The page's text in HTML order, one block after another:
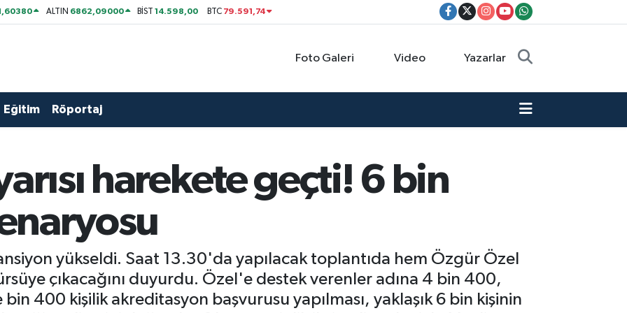
ALTIN 6862,09000 BİST14.598,00 BTC 79.591,74
Foto Galeri Video Yazarlar
Eğitim Röportaj
harekete geçti! 6 bin
yükseldi. Saat 13.30'da yapılacak toplantıda hem Özgür Özel
çıkacağını duyurdu. Özel'e destek verenler adına 4 bin 400,
bin 400 kişilik akreditasyon başvurusu yapılması, yaklaşık 6 bin kişinin